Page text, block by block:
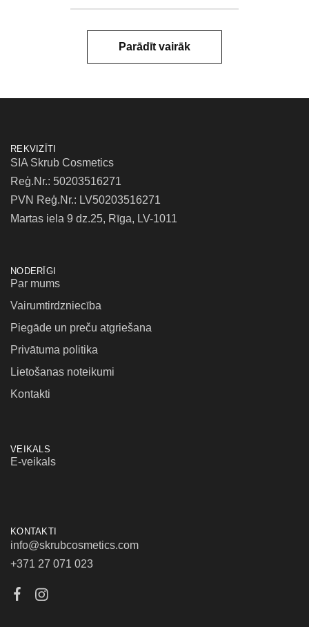
Parādīt vairāk
REKVIZĪTI
SIA Skrub Cosmetics
Reģ.Nr.: 50203516271
PVN Reģ.Nr.: LV50203516271
Martas iela 9 dz.25, Rīga, LV-1011
NODERĪGI
Par mums
Vairumtirdzniecība
Piegāde un preču atgriešana
Privātuma politika
Lietošanas noteikumi
Kontakti
VEIKALS
E-veikals
KONTAKTI
info@skrubcosmetics.com
+371 27 071 023